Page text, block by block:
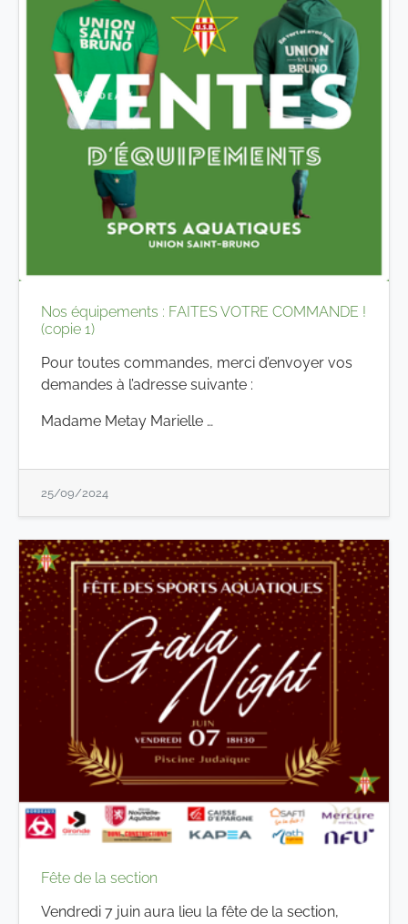
Nos équipements : FAITES VOTRE COMMANDE !
(copie 1)
Pour toutes commandes, merci d’envoyer vos
demandes à l’adresse suivante :
Madame Metay Marielle …
25/09/2024
Fête de la section
Vendredi 7 juin aura lieu la fête de la section,